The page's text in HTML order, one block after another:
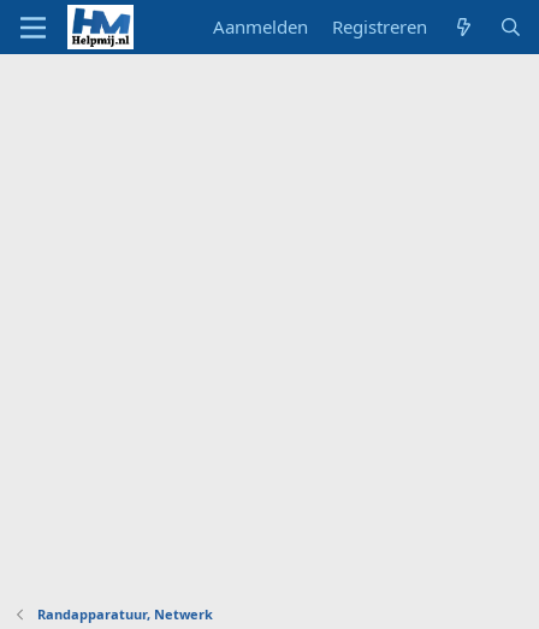
Aanmelden Registreren
Randapparatuur, Netwerk